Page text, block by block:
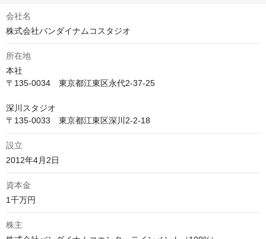
会社名
株式会社バンダイナムコスタジオ
所在地
本社
〒135-0034　東京都江東区永代2-37-25
深川スタジオ
〒135-0033　東京都江東区深川2-2-18
設立
資本金
株主